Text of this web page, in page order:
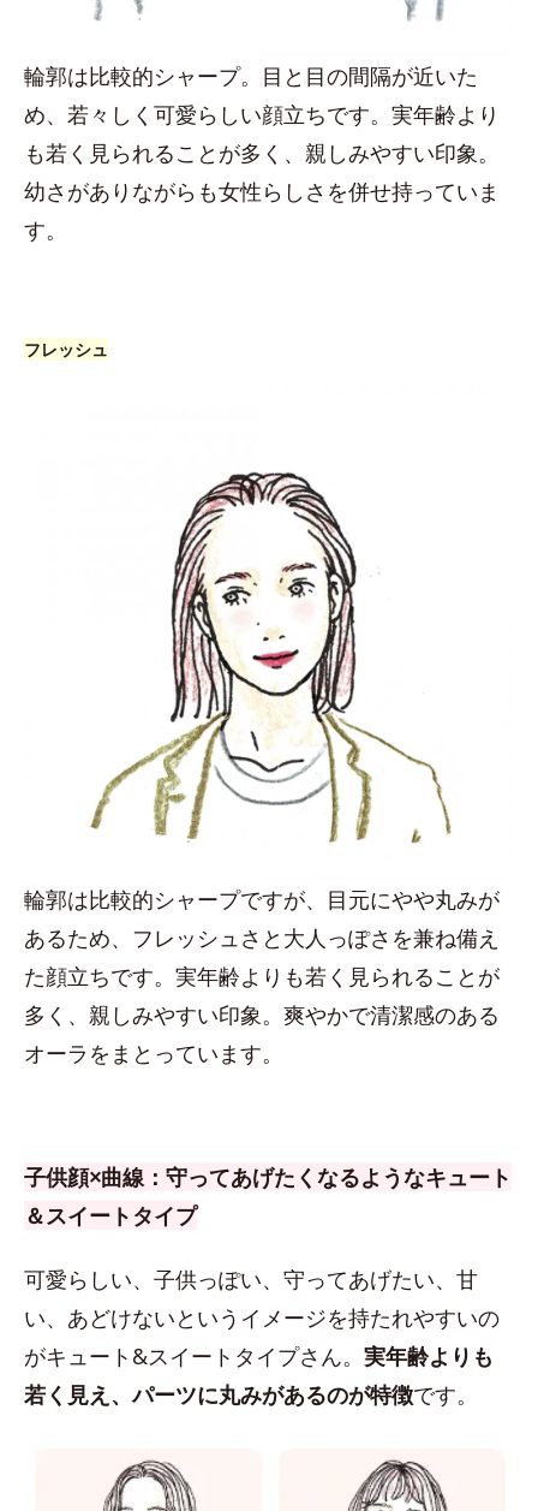
輪郭は比較的シャープ。目と目の間隔が近いた
め、若々しく可愛らしい顔立ちです。実年齢より
も若く見られることが多く、親しみやすい印象。
幼さがありながらも女性らしさを併せ持っていま
す。
フレッシュ
輪郭は比較的シャープですが、目元にやや丸みが
あるため、フレッシュさと大人っぽさを兼ね備え
た顔立ちです。実年齢よりも若く見られることが
多く、親しみやすい印象。爽やかで清潔感のある
オーラをまとっています。
子供顔×曲線：守ってあげたくなるようなキュート
＆スイートタイプ
可愛らしい、子供っぽい、守ってあげたい、甘
い、あどけないというイメージを持たれやすいの
がキュート&スイートタイプさん。 実年齢よりも
若く見え、パーツに丸みがあるのが特徴です。